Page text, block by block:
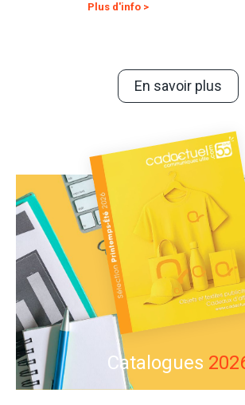
Plus d'info >
En savoir plus
Catalogues